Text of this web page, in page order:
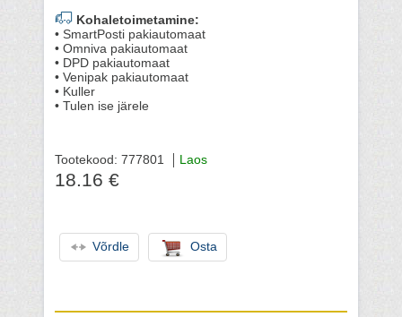
Kohaletoimetamine:
• SmartPosti pakiautomaat
• Omniva pakiautomaat
• DPD pakiautomaat
• Venipak pakiautomaat
• Kuller
• Tulen ise järele
Tootekood: 777801 Laos
18.16 €
Võrdle Osta